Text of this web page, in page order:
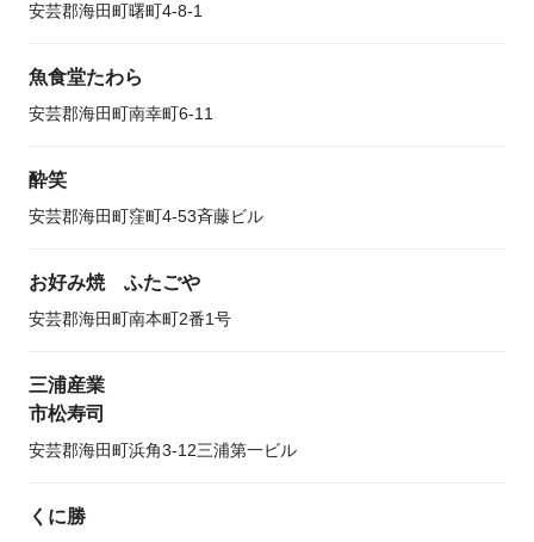
安芸郡海田町曙町4-8-1
魚食堂たわら
安芸郡海田町南幸町6-11
酔笑
安芸郡海田町窪町4-53斉藤ビル
お好み焼 ふたごや
安芸郡海田町南本町2番1号
三浦産業
市松寿司
安芸郡海田町浜角3-12三浦第一ビル
くに勝